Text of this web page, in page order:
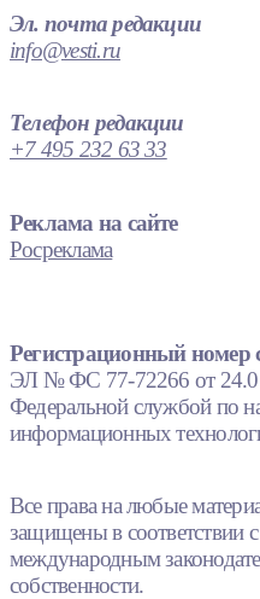
Эл. почта редакции
info@vesti.ru
Телефон редакции
+7 495 232 63 33
Реклама на сайте
Росреклама
Регистрационный номер
ЭЛ № ФС 77-72266 от
Федеральной службой по
информационных
Все права на любые
защищены в соответствии
международным
собственности.